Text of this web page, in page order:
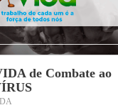
de Combate ao